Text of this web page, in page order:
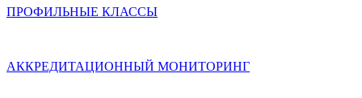
ПРОФИЛЬНЫЕ КЛАССЫ
АККРЕДИТАЦИОННЫЙ МОНИТОРИНГ